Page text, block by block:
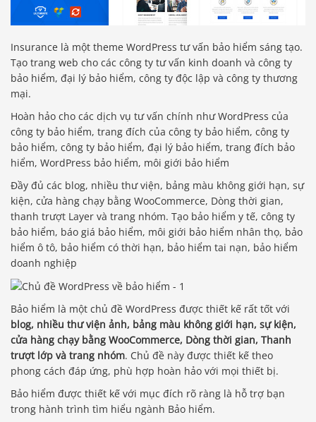
Insurance là một theme WordPress tư vấn bảo hiểm sáng tạo.
Tạo trang web cho các công ty tư vấn kinh doanh và công ty
bảo hiểm, đại lý bảo hiểm, công ty độc lập và công ty thương
mại.
Hoàn hảo cho các dịch vụ tư vấn chính như WordPress của
công ty bảo hiểm, trang đích của công ty bảo hiểm, công ty
bảo hiểm, công ty bảo hiểm, đại lý bảo hiểm, trang đích bảo
hiểm, WordPress bảo hiểm, môi giới bảo hiểm
Đầy đủ các blog, nhiều thư viện, bảng màu không giới hạn, sự
kiện, cửa hàng chạy bằng WooCommerce, Dòng thời gian,
thanh trượt Layer và trang nhóm. Tạo bảo hiểm y tế, công ty
bảo hiểm, báo giá bảo hiểm, môi giới bảo hiểm nhân thọ, bảo
hiểm ô tô, bảo hiểm có thời hạn, bảo hiểm tai nạn, bảo hiểm
doanh nghiệp
Bảo hiểm là một chủ đề WordPress được thiết kế rất tốt với
blog, nhiều thư viện ảnh, bảng màu không giới hạn, sự kiện,
cửa hàng chạy bằng WooCommerce, Dòng thời gian, Thanh
trượt lớp và trang nhóm. Chủ đề này được thiết kế theo
phong cách đáp ứng, phù hợp hoàn hảo với mọi thiết bị.
Bảo hiểm được thiết kế với mục đích rõ ràng là hỗ trợ bạn
trong hành trình tìm hiểu ngành Bảo hiểm.